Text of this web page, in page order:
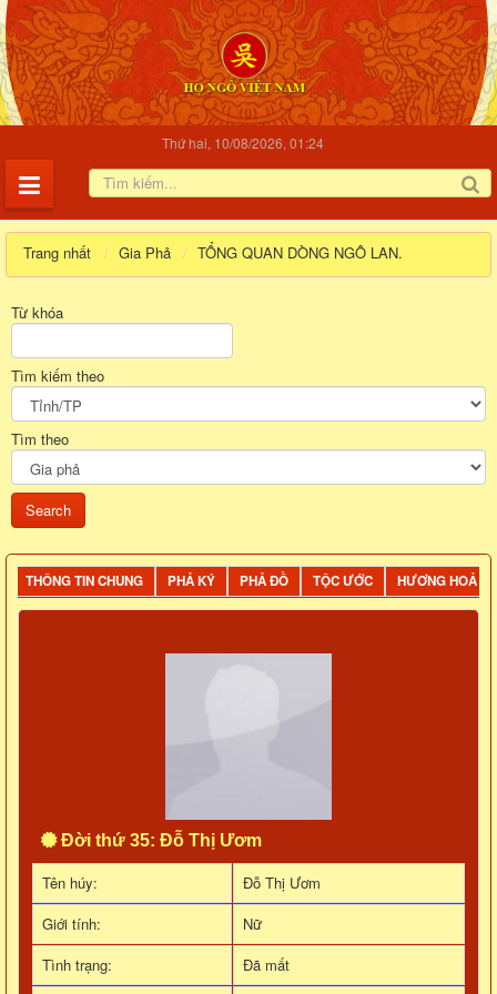
Thứ hai, 10/08/2026, 01:24
Trang nhất Gia Phả TỔNG QUAN DÒNG NGÔ LAN.
Từ khóa
Tìm kiếm theo
Tìm theo
THÔNG TIN CHUNG PHẢ KÝ PHẢ ĐỒ TỘC ƯỚC HƯƠNG HOẢ
Đời thứ 35: Đỗ Thị Ươm
Tên húy:
Đỗ Thị Ươm
Giới tính:
Nữ
Tình trạng:
Đã mất